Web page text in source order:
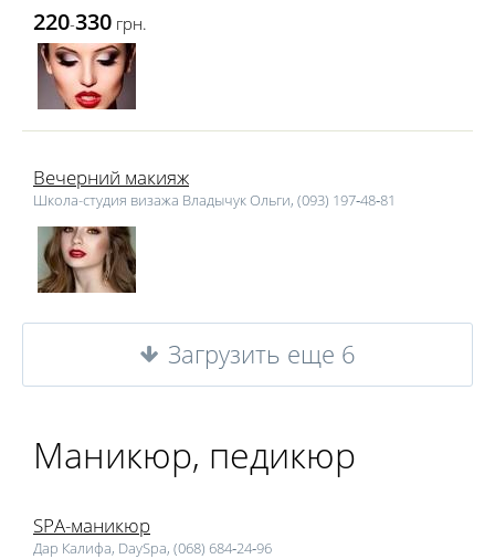
220-330 грн.
Вечерний макияж
Школа-студия визажа Владычук Ольги, (093) 197‑48‑81
Загрузить еще 6
Маникюр, педикюр
SPA-маникюр
Дар Калифа, DaySpa, (068) 684‑24‑96